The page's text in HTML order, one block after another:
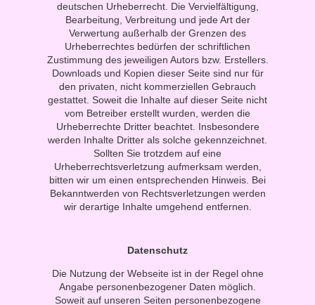
deutschen Urheberrecht. Die Vervielfältigung,
Bearbeitung, Verbreitung und jede Art der
Verwertung außerhalb der Grenzen des
Urheberrechtes bedürfen der schriftlichen
Zustimmung des jeweiligen Autors bzw. Erstellers.
Downloads und Kopien dieser Seite sind nur für
den privaten, nicht kommerziellen Gebrauch
gestattet. Soweit die Inhalte auf dieser Seite nicht
vom Betreiber erstellt wurden, werden die
Urheberrechte Dritter beachtet. Insbesondere
werden Inhalte Dritter als solche gekennzeichnet.
Sollten Sie trotzdem auf eine
Urheberrechtsverletzung aufmerksam werden,
bitten wir um einen entsprechenden Hinweis. Bei
Bekanntwerden von Rechtsverletzungen werden
wir derartige Inhalte umgehend entfernen.
Datenschutz
Die Nutzung der Webseite ist in der Regel ohne
Angabe personenbezogener Daten möglich.
Soweit auf unseren Seiten personenbezogene